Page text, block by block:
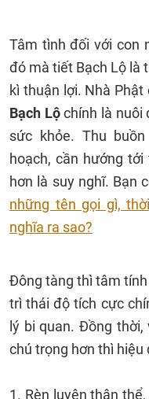
Tâm tình đối với con
đó mà tiết Bạch Lộ là
kì thuận lợi. Nhà Phật
Bạch Lộchính là nuôi
sức khỏe. Thu
hoạch, cần hướng
hơn là suy nghĩ. Bạn
những tên gọi gì,
nghĩa ra sao?
Đông tàng thì tâm
trì thái độ tích cực
lý bi quan. Đồng
chú trọng hơn thì hiệu
1. Rèn luyện thân